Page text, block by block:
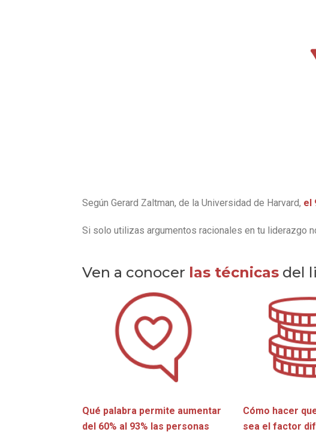
Según Gerard Zaltman, de la Universidad de Harvard, el
Si solo utilizas argumentos racionales en tu liderazgo
Ven a conocer las técnicas del
Qué palabra permite aumentar
del 60% al 93% las personas
Cómo hacer
sea el factor